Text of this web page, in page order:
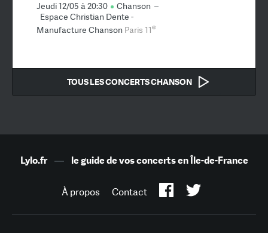
Jeudi 12/05 à 20:30 Chanson –
Espace Christian Dente -
Manufacture Chanson Paris 11e
TOUS LES CONCERTS CHANSON
Lylo.fr— le guide de vos concerts en Île-de-France
À propos Contact